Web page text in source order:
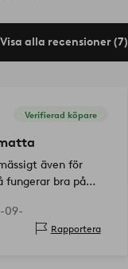
Visa alla recensioner (7)
Verifierad köpare
även för
fungerar bra på
09-
Rapportera